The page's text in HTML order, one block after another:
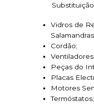
Vidros de
Cordão;
Ventiladores;
Peças do
Placas
Motores
Termóstatos;